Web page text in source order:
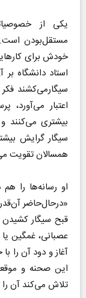
یکی از
مستقل‌بودن
خودش برای
استاد دانشگاه
سیگارمی‌کشند
اعتبار می‌آورد،
بیشتری می‌کنند
سیگار گرایش
همسالان تقویت
او رسانه‌ها را
«درحال‌حاضر
قبح سیگار کشیدن
عصبانی، غمگین
آغاز و دود آن را
این صحنه و
تلاش می‌کند آن را